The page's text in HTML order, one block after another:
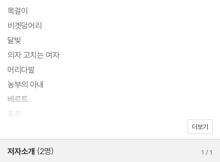
300편이 넘는 단편 중에서 모파상의 가장 유명한 단편 「목걸이」와
발표 당시 플로베르로부터 ‘길이 남을 작품’이라는 평을 들었던 「비
곗덩어리」, 그리고 사랑에 대한 몇 편의 작품들을 골라 번역해 실었
다. 인간의 내면의 추한 면을 꿰뚫어보는, 작가의 올곧은 시선이 생
생히 느껴지는 단편집이다.
목걸이
비곗덩어리
달빛
의자 고치는 여자
머리다발
농부의 아내
베르트
후회
『기 드 모파상 단편집』을 찾아서
더보기
저자소개 (2명) 1 /1